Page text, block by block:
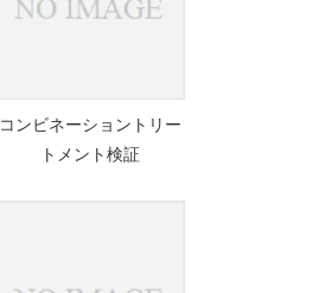
コンビネーショントリー
トメント検証